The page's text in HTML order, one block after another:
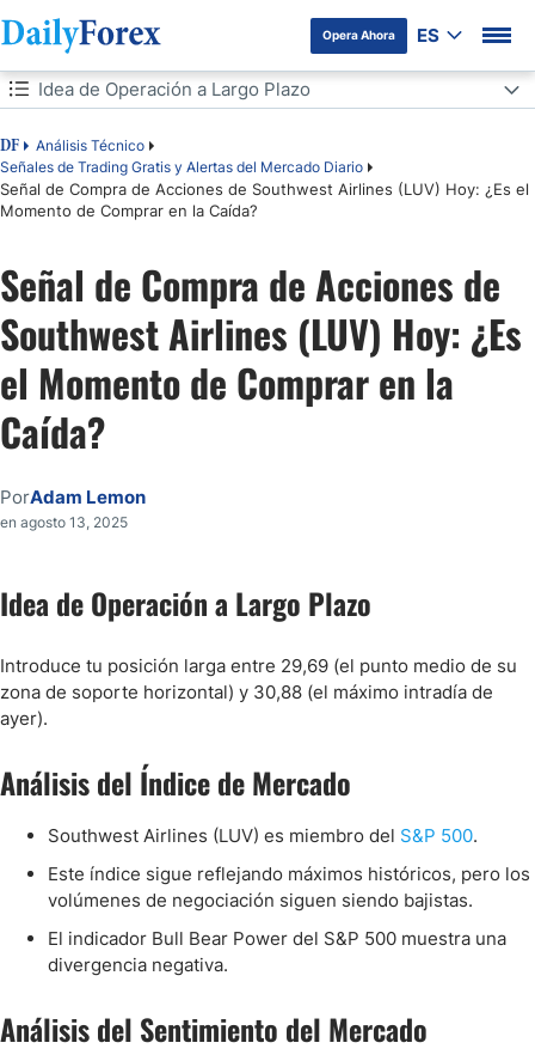
Opera Ahora ES
Tabla de contenidos
DF
Análisis Técnico
Señales de Trading Gratis y Alertas del Mercado Diario
Señal de Compra de Acciones de Southwest Airlines (LUV) Hoy: ¿Es el
Momento de Comprar en la Caída?
Idea de Operación a Largo Plazo
Idea de Operación a Largo Plazo
Análisis del Índice de Mercado
Análisis Fundamental de Southwest Airlines
Análisis Técnico de Southwest Airlines
Mi Conclusión
Señal de Compra de Acciones de
Southwest Airlines (LUV) Hoy: ¿Es
el Momento de Comprar en la
Caída?
PorAdam Lemon
en agosto 13, 2025
Idea de Operación a Largo Plazo
Introduce tu posición larga entre 29,69 (el punto medio de su
zona de soporte horizontal) y 30,88 (el máximo intradía de
ayer).
Análisis del Índice de Mercado
Southwest Airlines (LUV) es miembro del S&P 500.
Este índice sigue reflejando máximos históricos, pero los
volúmenes de negociación siguen siendo bajistas.
El indicador Bull Bear Power del S&P 500 muestra una
divergencia negativa.
Análisis del Sentimiento del Mercado